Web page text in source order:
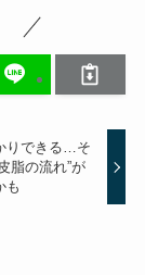
りできる…そ
脂の流れ”が
も